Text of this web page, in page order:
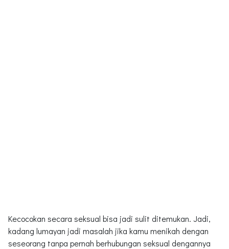
Kecocokan secara seksual bisa jadi sulit ditemukan. Jadi,
kadang lumayan jadi masalah jika kamu menikah dengan
seseorang tanpa pernah berhubungan seksual dengannya